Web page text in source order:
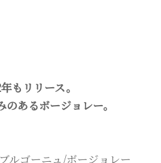
もリリース。
あるボージョレー。
ルゴーニュ/ボージョレー